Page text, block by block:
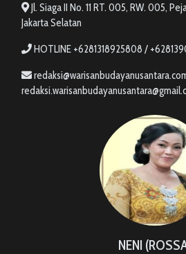
Jl. Siaga II No. 11 RT. 005, RW. 005,
Jakarta Selatan
HOTLINE +6281318925808 /
NENI